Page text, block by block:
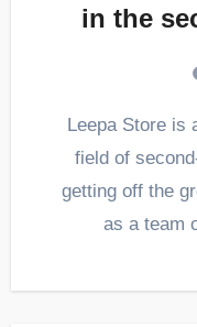
in the
Leepa Store is a revolutionary project in the
field of
getting off the
as a team